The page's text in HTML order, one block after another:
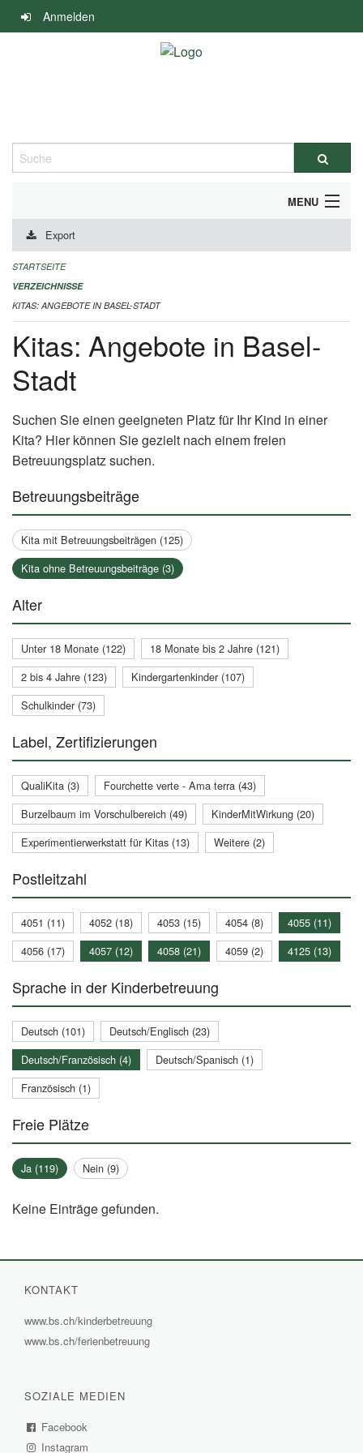
Navigation
überspringen
Anmelden
Suche
MENU
ALLGEMEINE INFORMATIONEN
IMPRESSUM
Export
STARTSEITE
VERZEICHNISSE
KITAS: ANGEBOTE IN BASEL-STADT
Kitas: Angebote in Basel-
Stadt
Suchen Sie einen geeigneten Platz für Ihr Kind in einer
Kita? Hier können Sie gezielt nach einem freien
Betreuungsplatz suchen.
Keine Einträge gefunden.
Betreuungsbeiträge
Kita mit Betreuungsbeiträgen (125)
Kita ohne Betreuungsbeiträge (3)
Alter
Unter 18 Monate (122)
18 Monate bis 2 Jahre (121)
2 bis 4 Jahre (123)
Kindergartenkinder (107)
Schulkinder (73)
Label, Zertifizierungen
QualiKita (3)
Fourchette verte - Ama terra (43)
Burzelbaum im Vorschulbereich (49)
KinderMitWirkung (20)
Experimentierwerkstatt für Kitas (13)
Weitere (2)
Postleitzahl
4051 (11) 4052 (18) 4053 (15) 4054 (8)
4055 (11)
4056 (17)
4057 (12) 4058 (21) 4059 (2) 4125 (13)
Sprache in der Kinderbetreuung
Deutsch (101)
Deutsch/Englisch (23)
Deutsch/Französisch (4)
Deutsch/Spanisch (1)
Französisch (1)
Freie Plätze
Ja (119) Nein (9)
KONTAKT
www.bs.ch/kinderbetreuung
www.bs.ch/ferienbetreuung
SOZIALE MEDIEN
Facebook
Instagram